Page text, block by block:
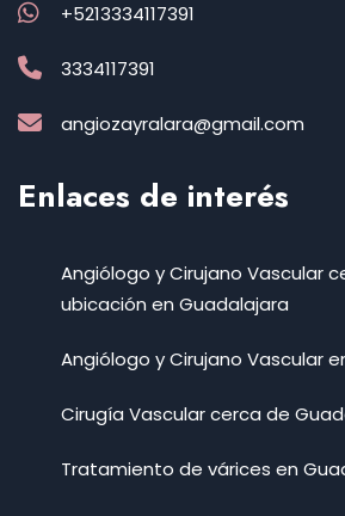
+5213334117391
3334117391
angiozayralara@gmail.com
Enlaces de interés
Angiólogo y Cirujano Vascular
ubicación en Guadalajara
Angiólogo y Cirujano Vascular
Cirugía Vascular cerca de
Tratamiento de várices en